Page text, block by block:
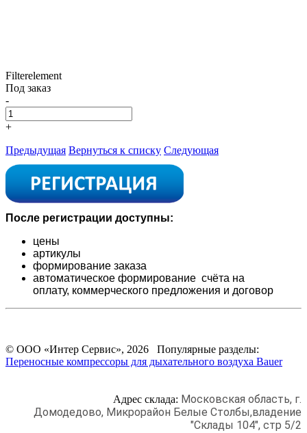
Filterelement
Под заказ
-
+
Предыдущая Вернуться к списку Следующая
После регистрации доступны:
цены
артикулы
формирование заказа
автоматическое формирование счёта на
оплату, коммерческого предложения и договор
© ООО «Интер Сервис», 2026 Популярные разделы:
Переносные компрессоры для дыхательного воздуха Bauer
Адрес склада: Московская область, г.
Домодедово, Микрорайон Белые Столбы,владение
"Склады 104", стр 5/2